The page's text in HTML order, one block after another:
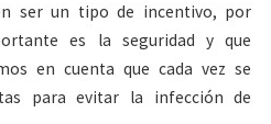
ser un tipo de incentivo, por
es la seguridad y que
en cuenta que cada vez se
para evitar la infección de